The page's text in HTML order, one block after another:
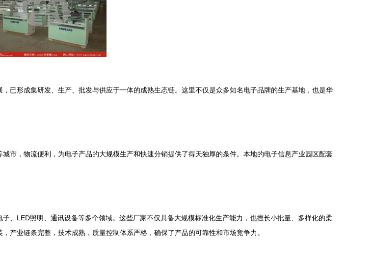
已形成集研发、生产、批发与供应于一体的成熟生态链。这里不仅是众多知名电子品牌的生产基地，也是华
市，物流便利，为电子产品的大规模生产和快速分销提供了得天独厚的条件。本地的电子信息产业园区配套
、LED照明、通讯设备等多个领域。这些厂家不仅具备大规模标准化生产能力，也擅长小批量、多样化的柔
产业链条完整，技术成熟，质量控制体系严格，确保了产品的可靠性和市场竞争力。